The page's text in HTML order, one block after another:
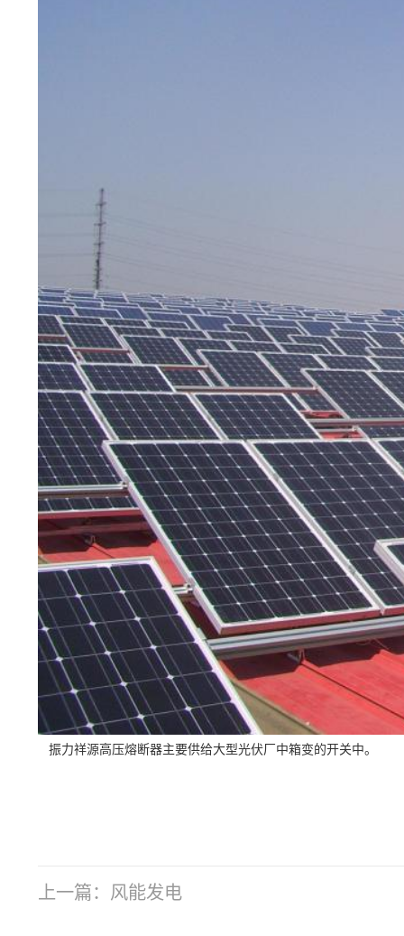
振力祥源高压熔断器主要供给大型光伏厂中箱变的开关中。
上一篇： 风能发电